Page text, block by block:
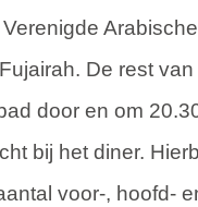
De rest
door en om
bij het diner.
voor-, hoofd-